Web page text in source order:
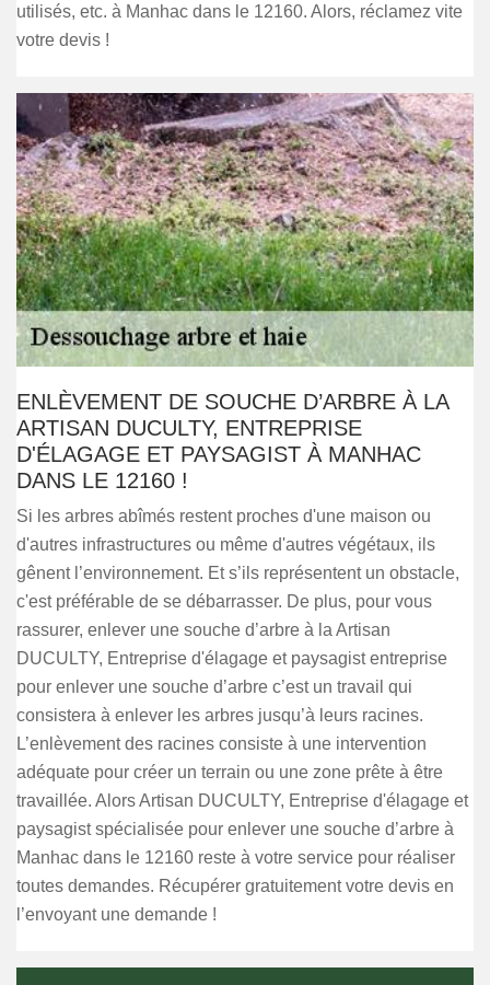
utilisés, etc. à Manhac dans le 12160. Alors, réclamez vite
votre devis !
ENLÈVEMENT DE SOUCHE D’ARBRE À LA
ARTISAN DUCULTY, ENTREPRISE
D'ÉLAGAGE ET PAYSAGIST À MANHAC
DANS LE 12160 !
Si les arbres abîmés restent proches d'une maison ou
d'autres infrastructures ou même d'autres végétaux, ils
gênent l’environnement. Et s’ils représentent un obstacle,
c'est préférable de se débarrasser. De plus, pour vous
rassurer, enlever une souche d’arbre à la Artisan
DUCULTY, Entreprise d'élagage et paysagist entreprise
pour enlever une souche d’arbre c’est un travail qui
consistera à enlever les arbres jusqu’à leurs racines.
L’enlèvement des racines consiste à une intervention
adéquate pour créer un terrain ou une zone prête à être
travaillée. Alors Artisan DUCULTY, Entreprise d'élagage et
paysagist spécialisée pour enlever une souche d’arbre à
Manhac dans le 12160 reste à votre service pour réaliser
toutes demandes. Récupérer gratuitement votre devis en
l’envoyant une demande !